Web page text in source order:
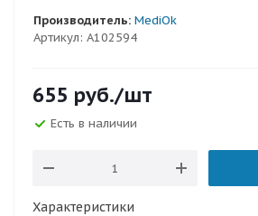
Артикул: A102594
Производитель: MediOk
655 руб./шт
Есть в наличии
Характеристики